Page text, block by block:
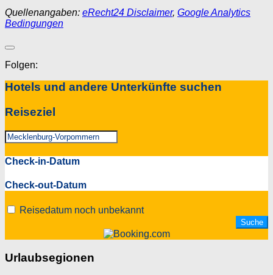
Quellenangaben: eRecht24 Disclaimer, Google Analytics
Bedingungen
Folgen:
Hotels und andere Unterkünfte suchen
Reiseziel
Check-in-Datum
Check-out-Datum
Reisedatum noch unbekannt
Urlaubsegionen